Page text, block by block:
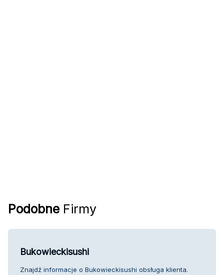
Podobne Firmy
Bukowieckisushi
Znajdź informacje o Bukowieckisushi obsługa klienta.